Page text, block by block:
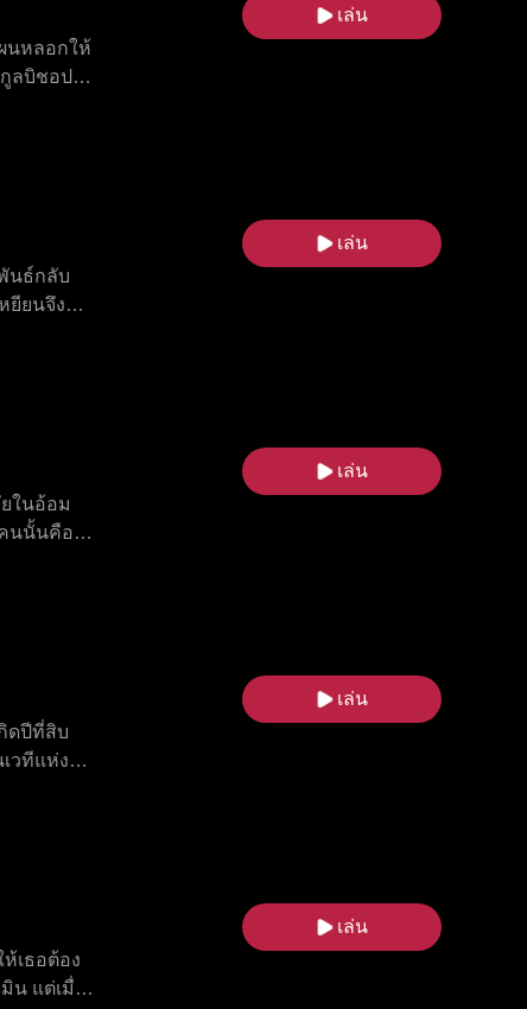
นหลอกให้
ลบิชอปก็
เล่น
นธ์กลับ
ยียนจึง
ในอดีต
มาร้อย
เล่น
ในอ้อม
นนั้นคือพ่อ
เล่น
ดปีที่สิบ
วทีแห่ง
ชีวิตทาส
เล่น
เธอต้อง
น แต่เมื่อ
เล่น